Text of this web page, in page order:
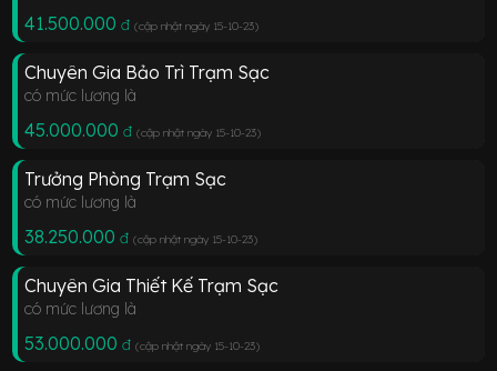
41.500.000 đ (cập nhật ngày 15-10-23)
Chuyên Gia Bảo Trì Trạm Sạc
có mức lương là
45.000.000 đ (cập nhật ngày 15-10-23)
Trưởng Phòng Trạm Sạc
có mức lương là
38.250.000 đ (cập nhật ngày 15-10-23)
Chuyên Gia Thiết Kế Trạm Sạc
có mức lương là
53.000.000 đ (cập nhật ngày 15-10-23)